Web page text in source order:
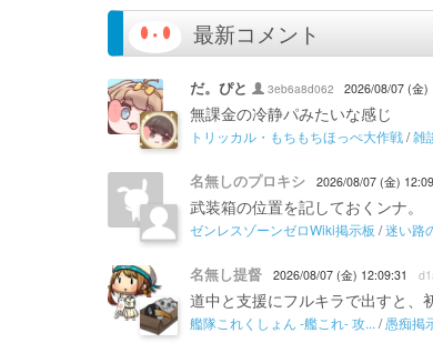
最新コメント
だ。ぴと 3eb6a8d062 2026/08/07 (金)
無課金の冷静パみたいな感じ
トリッカル・もちもちほっぺ大作戦/雑
名無しのプロキシ 2026/08/07 (金)
武装箱の位置を記しておくンナ。
ゼンレスゾーンゼロWiki掲示板 /迷い路
名無し提督 2026/08/07 (金) 12:09:31
道中と支援にフルキラで出すと、
艦隊これくしょん -艦これ- 攻... /愚痴掲